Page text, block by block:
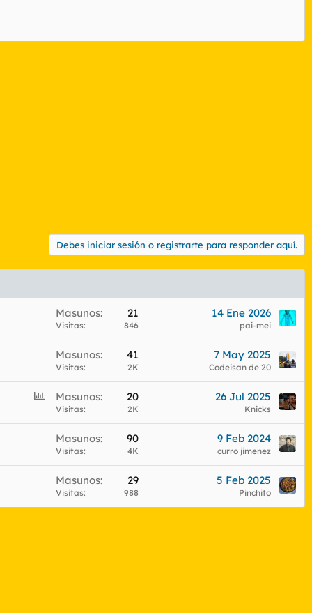
Debes iniciar sesión o registrarte para responder aquí.
Masunos 21
Visitas 846
14 Ene 2026
pai-mei
Masunos 41
Visitas 2K
7 May 2025
Codeisan de 20
E
c
s
Masunos 20
Visitas 2K
26 Jul 2025
Knicks
Masunos 90
Visitas 4K
9 Feb 2024
curro jimenez
Masunos 29
Visitas 988
5 Feb 2025
Pinchito